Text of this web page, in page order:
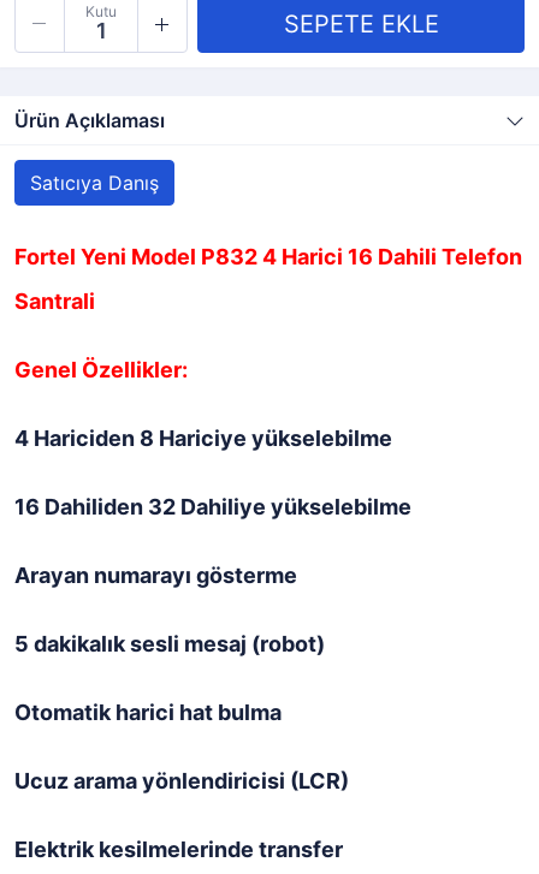
Kutu
Ürün Açıklaması
Satıcıya Danış
Fortel Yeni Model P832 4 Harici 16 Dahili Telefon
Santrali
Genel Özellikler:
4 Hariciden 8 Hariciye yükselebilme
16 Dahiliden 32 Dahiliye yükselebilme
Arayan numarayı gösterme
5 dakikalık sesli mesaj (robot)
Otomatik harici hat bulma
Ucuz arama yönlendiricisi (LCR)
Elektrik kesilmelerinde transfer